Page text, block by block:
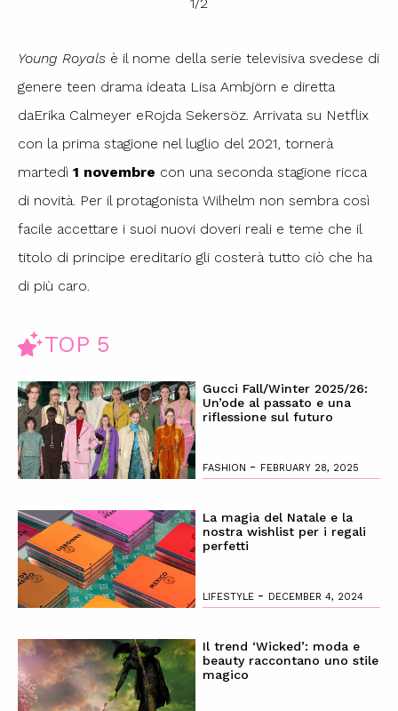
Young Royals è il nome della serie televisiva svedese di
genere teen drama ideata Lisa Ambjörn e diretta
daErika Calmeyer eRojda Sekersöz. Arrivata su Netflix
con la prima stagione nel luglio del 2021, tornerà
martedì 1 novembre con una seconda stagione ricca
di novità. Per il protagonista Wilhelm non sembra così
facile accettare i suoi nuovi doveri reali e teme che il
titolo di principe ereditario gli costerà tutto ciò che ha
di più caro.
TOP 5
Gucci Fall/Winter 2025/26:
Un’ode al passato e una
riflessione sul futuro
FASHION - FEBRUARY 28, 2025
La magia del Natale e la
nostra wishlist per i regali
perfetti
LIFESTYLE - DECEMBER 4, 2024
Il trend ‘Wicked’: moda e
beauty raccontano uno stile
magico